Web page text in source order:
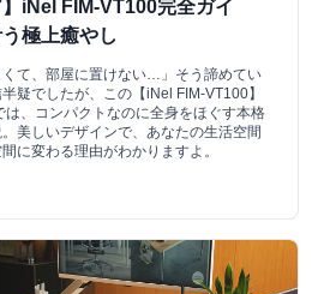
】iNel FIM-VT100完全ガイ
極上癒やし
くて、部屋に置けない…」そう諦めてい
疑でしたが、この【iNel FIM-VT100】
、コンパクトなのに全身をほぐす本格
美しいデザインで、あなたの生活空間
に変わる理由がわかりますよ。